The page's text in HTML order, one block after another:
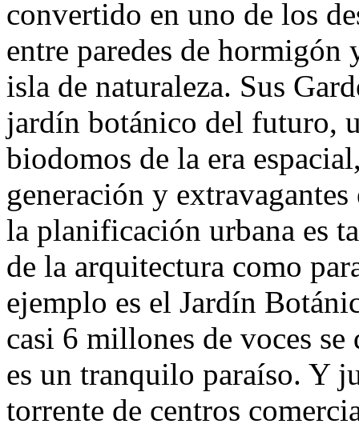
convertido en uno de los
entre paredes de hormigón
isla de naturaleza. Sus
jardín botánico del futuro,
biodomos de la era
generación y
la planificación urbana es
de la arquitectura como
ejemplo es el Jardín
casi 6 millones de voces se
es un tranquilo paraíso. Y
torrente de centros